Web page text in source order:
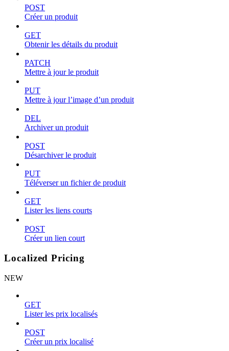
POST
Créer un produit
GET
Obtenir les détails du produit
PATCH
Mettre à jour le produit
PUT
Mettre à jour l’image d’un produit
DEL
Archiver un produit
POST
Désarchiver le produit
PUT
Téléverser un fichier de produit
GET
Lister les liens courts
POST
Créer un lien court
Localized Pricing
NEW
GET
Lister les prix localisés
POST
Créer un prix localisé